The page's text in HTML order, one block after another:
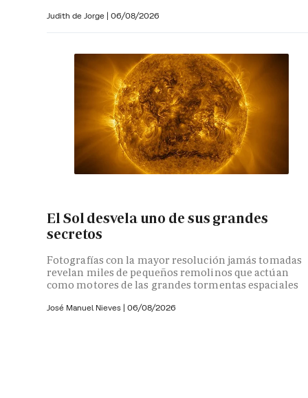
Judith de Jorge | 06/08/2026
El Sol desvela uno de sus grandes
secretos
Fotografías con la mayor resolución jamás tomadas
revelan miles de pequeños remolinos que actúan
como motores de las grandes tormentas espaciales
José Manuel Nieves | 06/08/2026